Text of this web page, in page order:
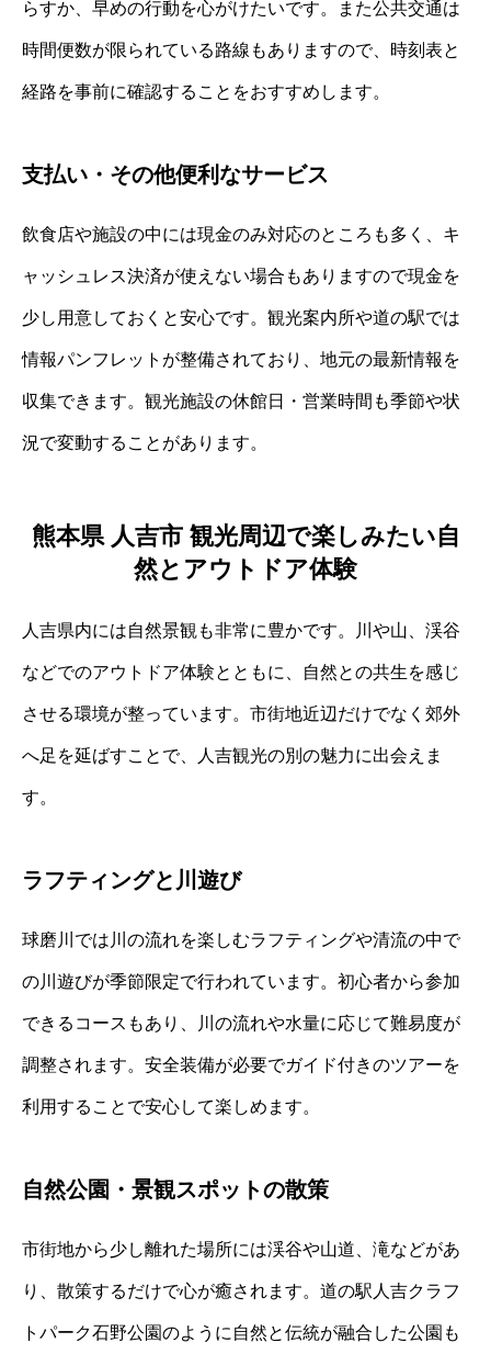
らすか、早めの行動を心がけたいです。また公共交通は
時間便数が限られている路線もありますので、時刻表と
経路を事前に確認することをおすすめします。
支払い・その他便利なサービス
飲食店や施設の中には現金のみ対応のところも多く、キ
ャッシュレス決済が使えない場合もありますので現金を
少し用意しておくと安心です。観光案内所や道の駅では
情報パンフレットが整備されており、地元の最新情報を
収集できます。観光施設の休館日・営業時間も季節や状
況で変動することがあります。
熊本県 人吉市 観光周辺で楽しみたい自
然とアウトドア体験
人吉県内には自然景観も非常に豊かです。川や山、渓谷
などでのアウトドア体験とともに、自然との共生を感じ
させる環境が整っています。市街地近辺だけでなく郊外
へ足を延ばすことで、人吉観光の別の魅力に出会えま
す。
ラフティングと川遊び
球磨川では川の流れを楽しむラフティングや清流の中で
の川遊びが季節限定で行われています。初心者から参加
できるコースもあり、川の流れや水量に応じて難易度が
調整されます。安全装備が必要でガイド付きのツアーを
利用することで安心して楽しめます。
自然公園・景観スポットの散策
市街地から少し離れた場所には渓谷や山道、滝などがあ
り、散策するだけで心が癒されます。道の駅人吉クラフ
トパーク石野公園のように自然と伝統が融合した公園も